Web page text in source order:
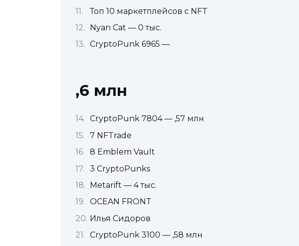
Топ 10 маркетплейсов с NFT
Nyan Cat — 0 тыс.
CryptoPunk 6965 —
,6 млн
CryptoPunk 7804 — ,57 млн
7 NFTrade
8 Emblem Vault
3 CryptoPunks
Metarift — 4 тыс.
OCEAN FRONT
Илья Сидоров
CryptoPunk 3100 — ,58 млн